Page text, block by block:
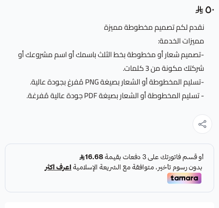
٥٠
نقدم لكم تصميم مخطوطة مميزة
مميزات الخدمة:
-تصميم شعار أو مخطوطة بخط الثلث باسمك أو اسم مشروعك أو
شركتك مكونة من 3 كلمات.
-تسليم المخطوطة أو الشعار بصيغة PNG مُفرغ بجودة عالية.
- تسليم المخطوطة أو الشعار بصيغة PDF جودة عالية مُفرغة.